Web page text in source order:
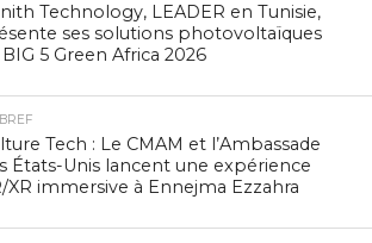
Technology, LEADER en Tunisie,
ses solutions photovoltaïques
BIG 5 Green Africa 2026
Tech : Le CMAM et l’Ambassade
États-Unis lancent une expérience
XR immersive à Ennejma Ezzahra